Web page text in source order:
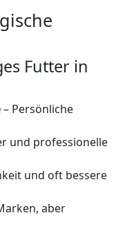
Futter in
– Persönliche
und professionelle
und oft bessere
aber